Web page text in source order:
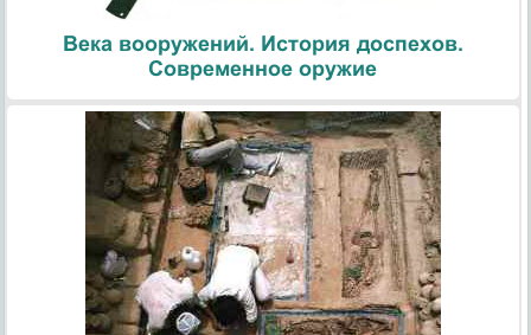
Века вооружений. История доспехов.
Современное оружие